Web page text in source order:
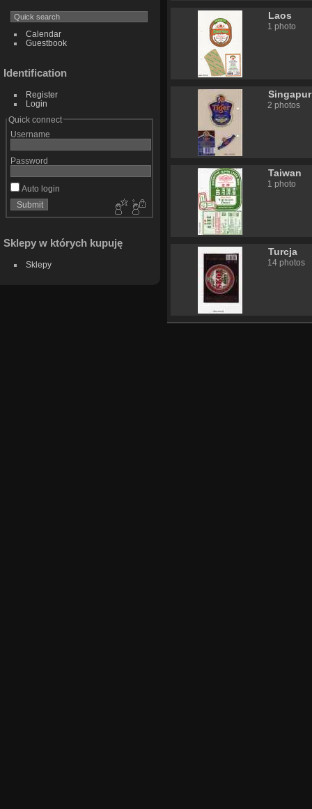
Calendar
Guestbook
Identification
Register
Login
Quick connect
Username
Password
Auto login
Sklepy w których kupuję
Sklepy
Laos
1 photo
Singapur
2 photos
Taiwan
1 photo
Turcja
14 photos